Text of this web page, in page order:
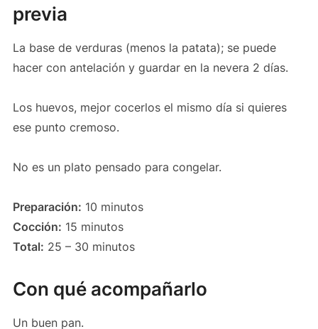
previa
La base de verduras (menos la patata); se puede
hacer con antelación y guardar en la nevera 2 días.
Los huevos, mejor cocerlos el mismo día si quieres
ese punto cremoso.
No es un plato pensado para congelar.
Preparación: 10 minutos
Cocción: 15 minutos
Total: 25 – 30 minutos
Con qué acompañarlo
Un buen pan.